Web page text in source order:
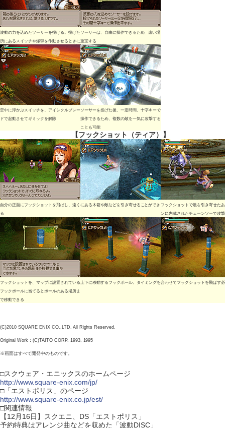
波動の力を込めたソーサーを投げる。投げたソーサーは、自由に操作できるため、遠い場
所にあるスイッチや爆弾を作動させるときに重宝する
空中に浮かぶスイッチを、アイシクルブレー
ドで起動させてギミックを解除
ソーサーを投げた後、一定時間、十字キーで
操作できるため、複数の敵を一気に攻撃する
ことも可能
【フックショット（ティア）】
自分の正面にフックショットを飛ばし、遠くにある木箱や敵などを引き寄せることができ
る
フックショットで敵を引き寄せた
ンに内蔵されたチェーンソーで攻撃
フックショットを、マップに設置されている
フックポールに当てるとポールのある場所ま
で移動できる
上下に移動するフックポール。タイミングを合わせてフックショットを飛ばす
(C)2010 SQUARE ENIX CO.,LTD. All Rights Reserved.
Original Work：(C)TAITO CORP. 1993, 1995
※画面はすべて開発中のものです。
□スクウェア・エニックスのホームページ
http://www.square-enix.com/jp/
□「エストポリス」のページ
http://www.square-enix.co.jp/est/
□関連情報
【12月16日】スクエニ、DS「エストポリス」
予約特典はアレンジ曲などを収めた「波動DISC」